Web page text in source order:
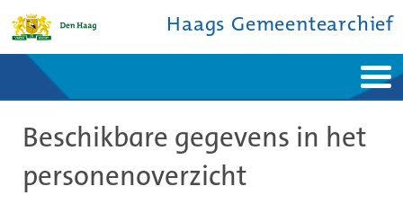
Haags Gemeentearchief
Ontdek de stad
De studiezaal
Bronnen en collecties
Contact
Beschikbare gegevens in het
personenoverzicht